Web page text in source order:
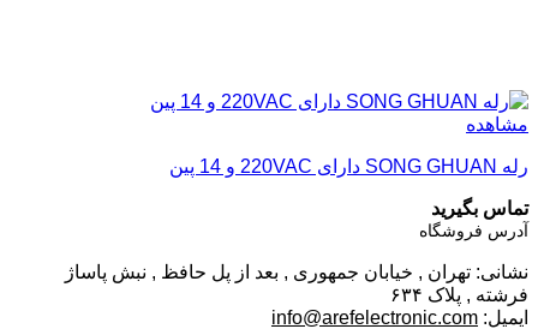
مشاهده
رله SONG GHUAN دارای 220VAC و 14 پین
تماس بگیرید
آدرس فروشگاه
نشانی: تهران , خیابان جمهوری , بعد از پل حافظ , نبش پاساژ
فرشته , پلاک ۶۳۴
ایمیل: info@arefelectronic.com